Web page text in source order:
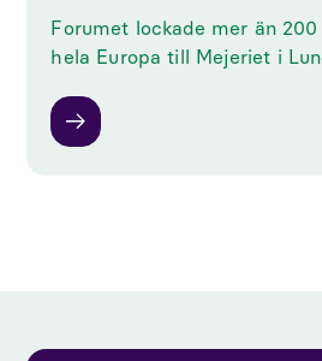
Forumet lockade mer än
hela Europa till Mejeriet i